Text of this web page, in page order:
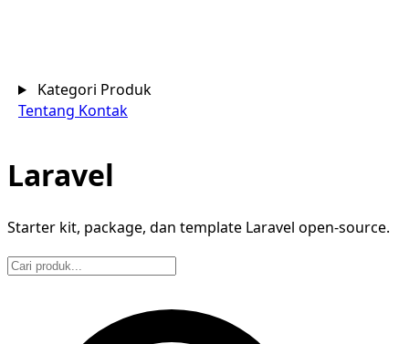
Kategori Produk
Tentang Kontak
Laravel
Starter kit, package, dan template Laravel open-source.